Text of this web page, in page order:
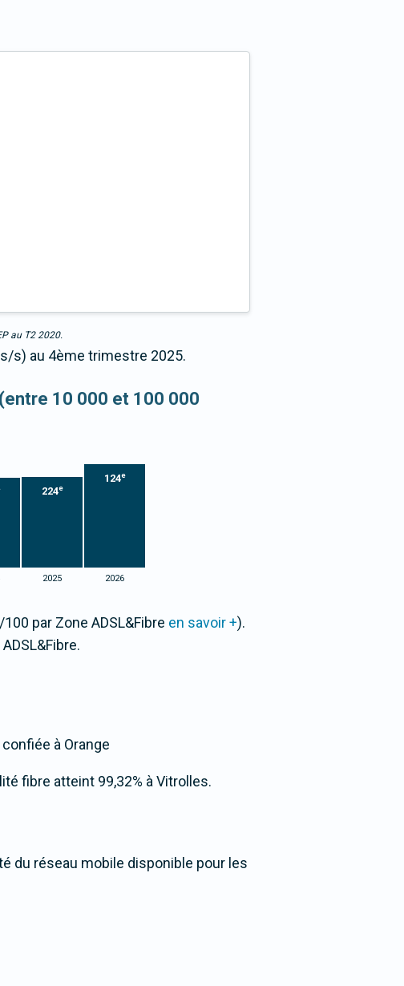
au T2 2020.
s) au 4ème trimestre 2025.
10 000 et 100 000
224e
124e
2025 2026
par Zone ADSL&Fibre en savoir +).
à Orange
fibre atteint 99,32% à Vitrolles.
du réseau mobile disponible pour les